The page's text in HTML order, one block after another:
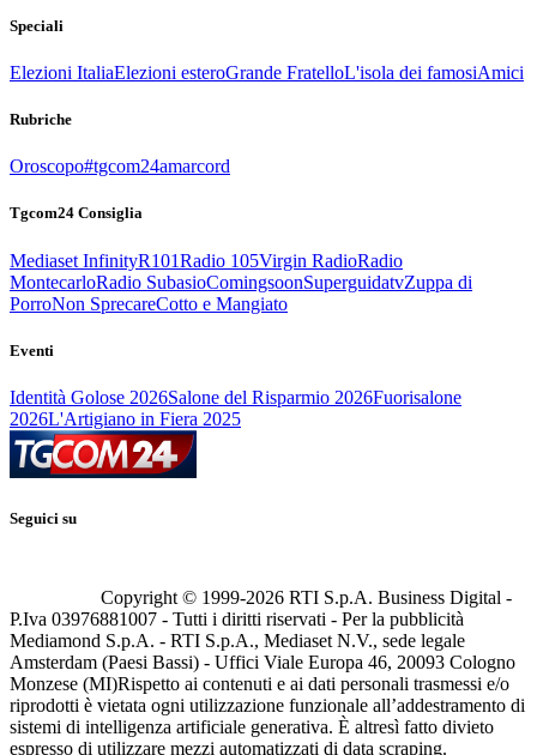
Speciali
Elezioni ItaliaElezioni esteroGrande FratelloL'isola dei famosiAmici
Rubriche
Oroscopo#tgcom24amarcord
Tgcom24 Consiglia
Mediaset InfinityR101Radio 105Virgin RadioRadio
MontecarloRadio SubasioComingsoonSuperguidatvZuppa di
PorroNon SprecareCotto e Mangiato
Eventi
Identità Golose 2026Salone del Risparmio 2026Fuorisalone
2026L'Artigiano in Fiera 2025
Seguici su
Copyright © 1999-2026 RTI S.p.A. Business Digital -
P.Iva 03976881007 - Tutti i diritti riservati - Per la pubblicità
Mediamond S.p.A. - RTI S.p.A., Mediaset N.V., sede legale
Amsterdam (Paesi Bassi) - Uffici Viale Europa 46, 20093 Cologno
Monzese (MI)Rispetto ai contenuti e ai dati personali trasmessi e/o
riprodotti è vietata ogni utilizzazione funzionale all’addestramento di
sistemi di intelligenza artificiale generativa. È altresì fatto divieto
espresso di utilizzare mezzi automatizzati di data scraping.